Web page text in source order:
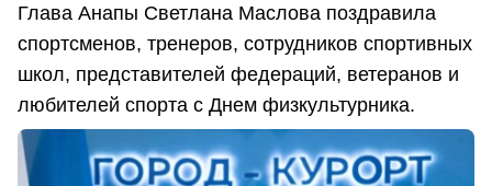
Глава Анапы Светлана Маслова поздравила
спортсменов, тренеров, сотрудников спортивных
школ, представителей федераций, ветеранов и
любителей спорта с Днем физкультурника.